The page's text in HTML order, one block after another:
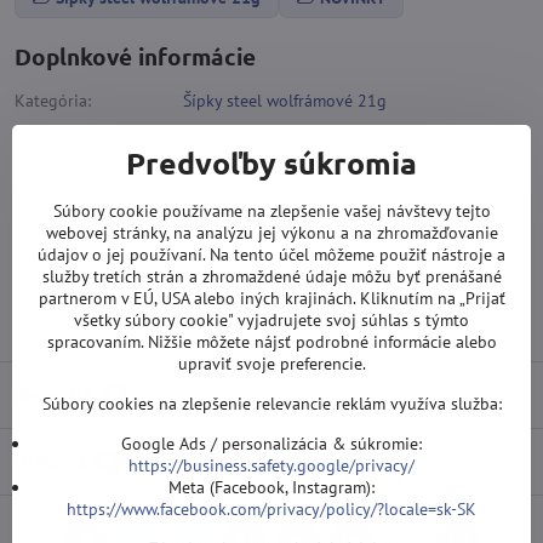
Doplnkové informácie
Kategória: Šípky steel wolfrámové 21g
50,8 mm
Materiál: Wolfram 90%
Závit hrotu: Bez závitu - STEEL
Závit násadky: 2BA
Recenzie
Predvoľby súkromia
Súbory cookie používame na zlepšenie vašej návštevy tejto
webovej stránky, na analýzu jej výkonu a na zhromažďovanie
údajov o jej používaní. Na tento účel môžeme použiť nástroje a
služby tretích strán a zhromaždené údaje môžu byť prenášané
partnerom v EÚ, USA alebo iných krajinách. Kliknutím na „Prijať
všetky súbory cookie" vyjadrujete svoj súhlas s týmto
spracovaním. Nižšie môžete nájsť podrobné informácie alebo
upraviť svoje preferencie.
Súbory cookies na zlepšenie relevancie reklám využíva služba:
Google Ads / personalizácia & súkromie:
https://business.safety.google/privacy/
Meta (Facebook, Instagram):
https://www.facebook.com/privacy/policy/?locale=sk-SK